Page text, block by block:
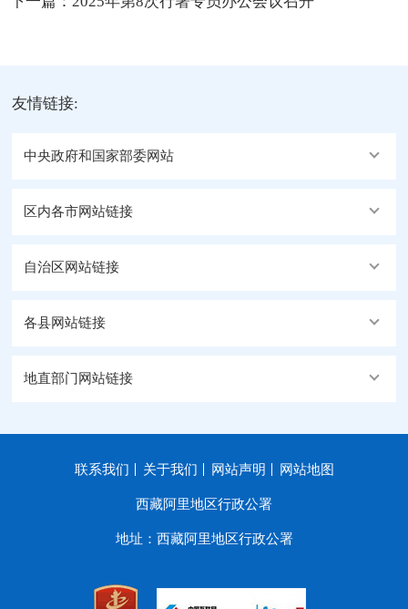
友情链接:
中央政府和国家部委网站
区内各市网站链接
自治区网站链接
各县网站链接
地直部门网站链接
联系我们 关于我们 网站声明 网站地图
西藏阿里地区行政公署
地址：西藏阿里地区行政公署